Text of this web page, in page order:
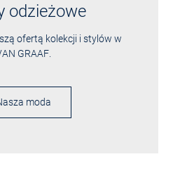
odzieżowe
ofertą kolekcji i stylów w
GRAAF.
moda